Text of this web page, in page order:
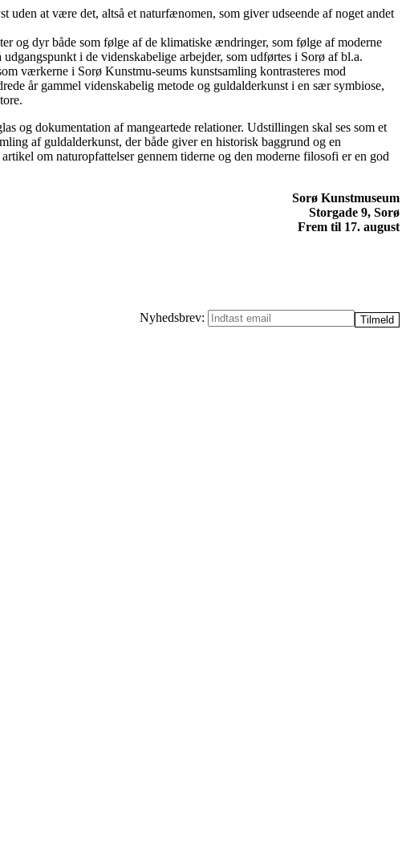
uden at være det, altså et naturfænomen, som giver udseende af noget andet
og dyr både som følge af de klimatiske ændringer, som følge af moderne
i de videnskabelige arbejder, som udførtes i Sorø af bl.a.
værkerne i Sorø Kunstmu-seums kunstsamling kontrasteres mod
år gammel videnskabelig metode og guldalderkunst i en sær symbiose,
og dokumentation af mangeartede relationer. Udstillingen skal ses som et
af guldalderkunst, der både giver en historisk baggrund og en
om naturopfattelser gennem tiderne og den moderne filosofi er en god
Sorø Kunstmuseum
Storgade 9, Sorø
Frem til 17. august
Nyhedsbrev: